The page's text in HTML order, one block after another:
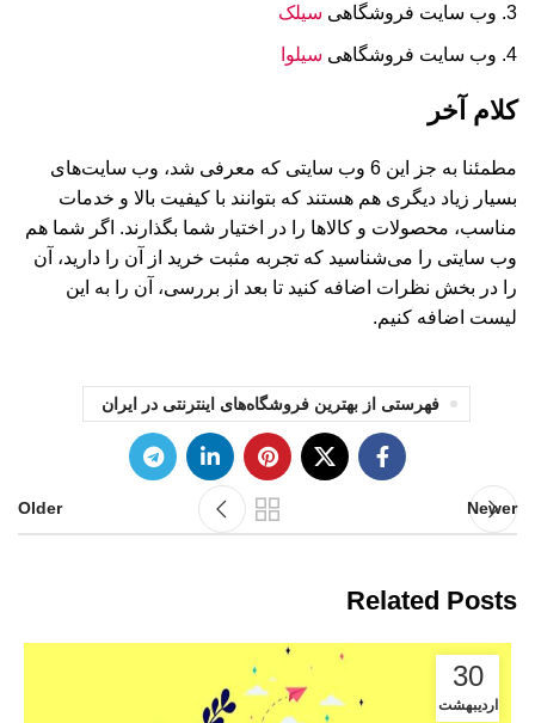
وب سایت فروشگاهی سیلک
وب سایت فروشگاهی سیلوا
کلام آخر
مطمئنا به جز این 6 وب سایتی که معرفی شد، وب سایت‌های
بسیار زیاد دیگری هم هستند که بتوانند با کیفیت بالا و خدمات
مناسب، محصولات و کالاها را در اختیار شما بگذارند. اگر شما هم
وب سایتی را می‌شناسید که تجربه مثبت خرید از آن را دارید، آن
را در بخش نظرات اضافه کنید تا بعد از بررسی، آن را به این
لیست اضافه کنیم.
فهرستی از بهترین فروشگاه‌های اینترنتی در ایران
Newer
Older
Related Posts
30
اردیبهشت